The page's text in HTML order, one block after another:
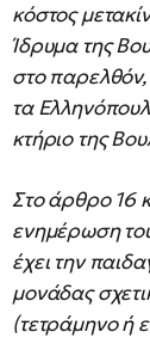
κόστος
Ίδρυμα της
στο παρελθόν,
τα
κτήριο της
Στο άρθρο 16
ενημέρωση
έχει την
μονάδας
(τετράμηνο ή